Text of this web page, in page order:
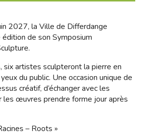
2027, la Ville de Differdange
de son Symposium
six artistes sculpteront la pierre en
du public. Une occasion unique de
créatif, d’échanger avec les
les œuvres prendre forme jour après
– Roots »